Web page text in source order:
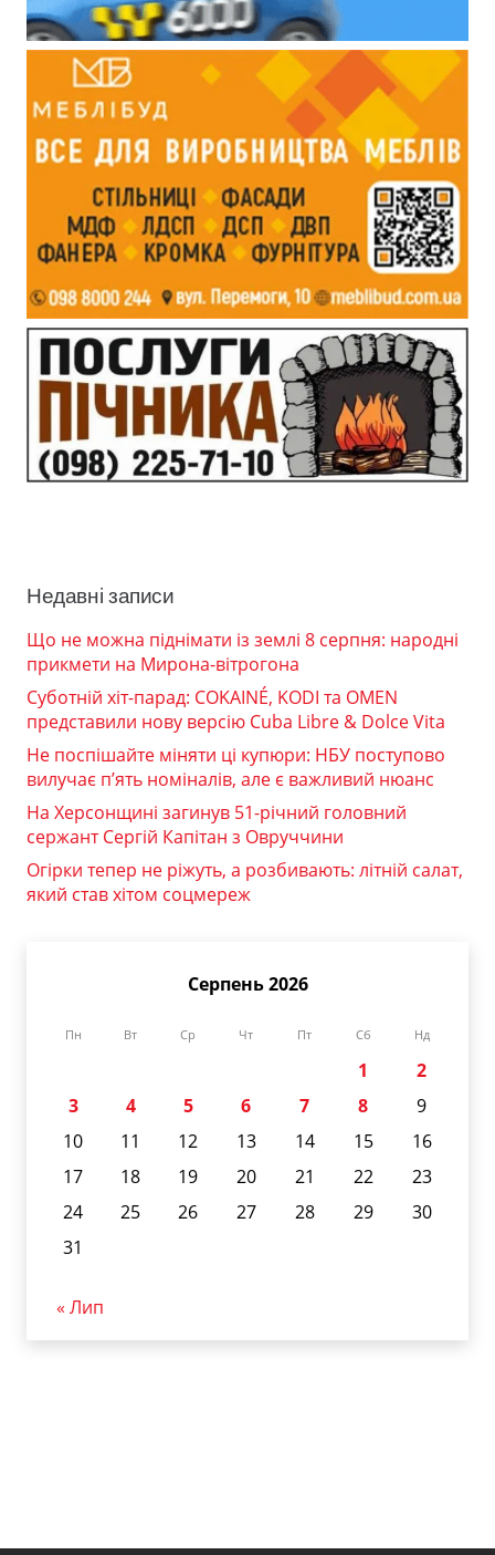
Недавні записи
Що не можна піднімати із землі 8 серпня: народні
прикмети на Мирона-вітрогона
Суботній хіт-парад: COKAINÉ, KODI та OMEN
представили нову версію Cuba Libre & Dolce Vita
Не поспішайте міняти ці купюри: НБУ поступово
вилучає п’ять номіналів, але є важливий нюанс
На Херсонщині загинув 51-річний головний
сержант Сергій Капітан з Овруччини
Огірки тепер не ріжуть, а розбивають: літній салат,
який став хітом соцмереж
Серпень 2026
Пн Вт Ср Чт Пт Сб Нд
1
2
3
4 5 6 7 8
9
10
11 12 13 14 15
16
17
18 19 20 21 22
23
24
25 26 27 28 29
30
31
« Лип